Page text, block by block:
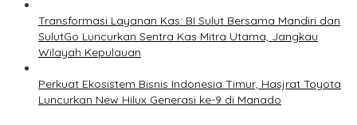
Transformasi Layanan Kas: BI Sulut Bersama Mandiri dan
SulutGo Luncurkan Sentra Kas Mitra Utama, Jangkau
Wilayah Kepulauan
Perkuat Ekosistem Bisnis Indonesia Timur, Hasjrat Toyota
Luncurkan New Hilux Generasi ke-9 di Manado